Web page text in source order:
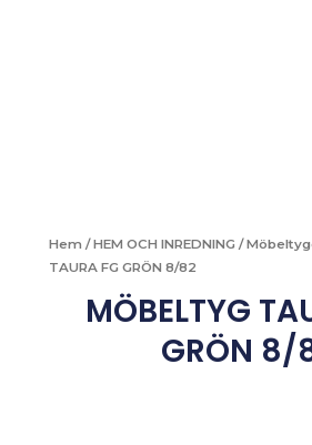
Hem /HEM OCH INREDNING /
TAURA FG GRÖN 8/82
MÖBELTYG
GRÖN 8/